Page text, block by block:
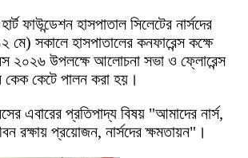
ফাউন্ডেশন হাসপাতাল সিলেটের নার্সদের
সকালে হাসপাতালের কনফারেন্স কক্ষে
২০২৬ উপলক্ষে আলোচনা সভা ও ফ্লোরেন্স
কেক কেটে পালন করা হয়।
এবারের প্রতিপাদ্য বিষয় "আমাদের নার্স,
রক্ষায় প্রয়োজন, নার্সদের ক্ষমতায়ন"।